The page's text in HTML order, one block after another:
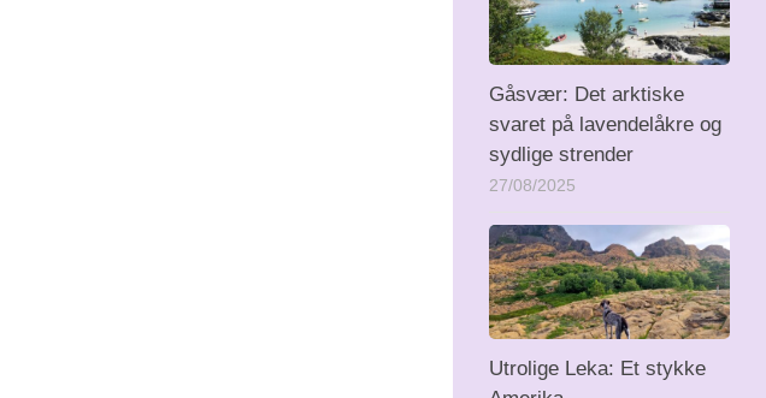
Gåsvær: Det arktiske
svaret på lavendelåkre og
sydlige strender
27/08/2025
Utrolige Leka: Et stykke